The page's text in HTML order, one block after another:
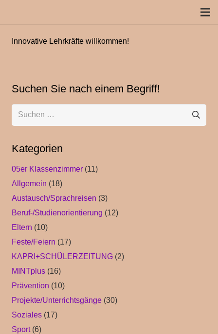
Innovative Lehrkräfte willkommen!
Suchen Sie nach einem Begriff!
Suchen
Kategorien
05er Klassenzimmer (11)
Allgemein (18)
Austausch/Sprachreisen (3)
Beruf-/Studienorientierung (12)
Eltern (10)
Feste/Feiern (17)
KAPRI+SCHÜLERZEITUNG (2)
MINTplus (16)
Prävention (10)
Projekte/Unterrichtsgänge (30)
Soziales (17)
Sport(6)